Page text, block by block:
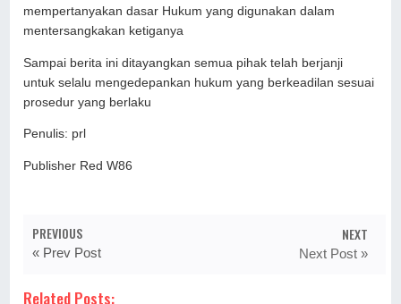
mempertanyakan dasar Hukum yang digunakan dalam
mentersangkakan ketiganya
Sampai berita ini ditayangkan semua pihak telah berjanji
untuk selalu mengedepankan hukum yang berkeadilan sesuai
prosedur yang berlaku
Penulis: prl
Publisher Red W86
PREVIOUS
« Prev Post
NEXT
Next Post »
Related Posts: